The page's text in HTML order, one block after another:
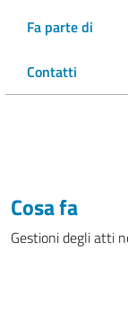
Fa parte di
Contatti
Cosa fa
Gestioni degli atti